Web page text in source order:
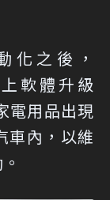
化之後，
軟體升級
電用品出現
車內，以維